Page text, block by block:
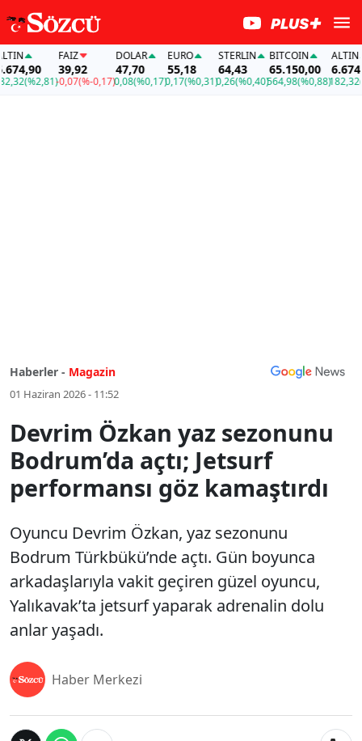
(%2,81)
39,92
-0,07(%-0,17)
DOLAR
47,70
0,08(%0,17)
EURO
55,18
0,17(%0,31)
STERLIN
64,43
0,26(%0,40)
BITCOIN
65.150,00
564,98(%0,88)
ALTIN
6.674,90
182,32
Haberler - Magazin
01 Haziran 2026 - 11:52
Devrim Özkan yaz sezonunu
Bodrum’da açtı; Jetsurf
performansı göz kamaştırdı
Oyuncu Devrim Özkan, yaz sezonunu
Bodrum Türkbükü’nde açtı. Gün boyunca
arkadaşlarıyla vakit geçiren güzel oyuncu,
Yalıkavak’ta jetsurf yaparak adrenalin dolu
anlar yaşadı.
Haber Merkezi